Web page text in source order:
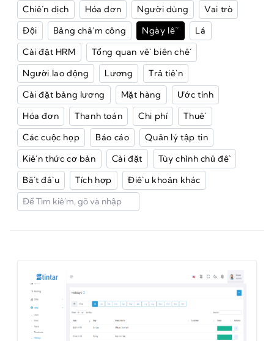
Chiến dịch
Hóa đơn Người dùng
Vai trò
Đội
Bảng chấm công Ngày lễ
Lá
Cài đặt HRM
Tổng quan về biên chế
Người lao động
Lương
Trả tiền
Cài đặt bảng lương
Mặt hàng
Ước tính
Hóa đơn
Thanh toán Chi phí
Thuế
Các cuộc họp
Báo cáo
Quản lý tập tin
Kiến thức cơ bản
Cài đặt
Tùy chỉnh chủ đề
Bắt đầu
Tích hợp Điều khoản khác